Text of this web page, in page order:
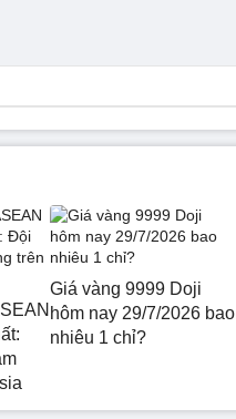
Giá vàng 9999 Doji
hôm nay 29/7/2026 bao
nhiêu 1 chỉ?